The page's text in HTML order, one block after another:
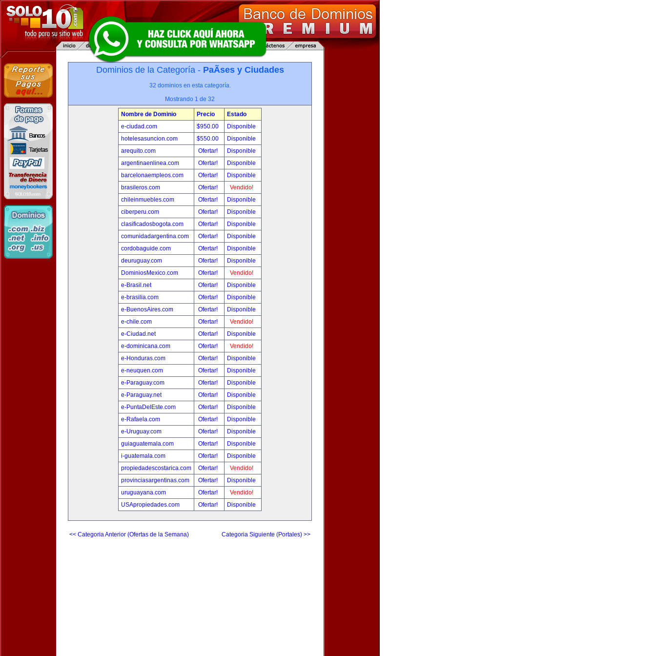
Dominios de la Categoría - PaÃ­ses y Ciudades
32 dominios en esta categoría.
Mostrando 1 de 32
Nombre de Dominio Precio
Estado
e-ciudad.com
$950.00
Disponible
hotelesasuncion.com
$550.00
Disponible
arequito.com
Ofertar!
Disponible
argentinaenlinea.com
Ofertar!
Disponible
barcelonaempleos.com
Ofertar!
Disponible
brasileros.com
Ofertar!
Vendido!
chileinmuebles.com
Ofertar!
Disponible
ciberperu.com
Ofertar!
Disponible
clasificadosbogota.com
Ofertar!
Disponible
comunidadargentina.com
Ofertar!
Disponible
cordobaguide.com
Ofertar!
Disponible
deuruguay.com
Ofertar!
Disponible
DominiosMexico.com
Ofertar!
Vendido!
e-Brasil.net
Ofertar!
Disponible
e-brasilia.com
Ofertar!
Disponible
e-BuenosAires.com
Ofertar!
Disponible
e-chile.com
Ofertar!
Vendido!
e-Ciudad.net
Ofertar!
Disponible
e-dominicana.com
Ofertar!
Vendido!
e-Honduras.com
Ofertar!
Disponible
e-neuquen.com
Ofertar!
Disponible
e-Paraguay.com
Ofertar!
Disponible
e-Paraguay.net
Ofertar!
Disponible
e-PuntaDelEste.com
Ofertar!
Disponible
e-Rafaela.com
Ofertar!
Disponible
e-Uruguay.com
Ofertar!
Disponible
guiaguatemala.com
Ofertar!
Disponible
i-guatemala.com
Ofertar!
Disponible
propiedadescostarica.com
Ofertar!
Vendido!
provinciasargentinas.com
Ofertar!
Disponible
uruguayana.com
Ofertar!
Vendido!
USApropiedades.com
Ofertar! Disponible
<< Categoria Anterior (Ofertas de la Semana) Categoria Siguiente (Portales) >>